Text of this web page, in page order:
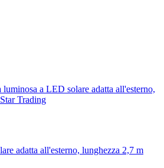
luminosa a LED solare adatta all'esterno,
Trading
adatta all'esterno, lunghezza 2,7 m